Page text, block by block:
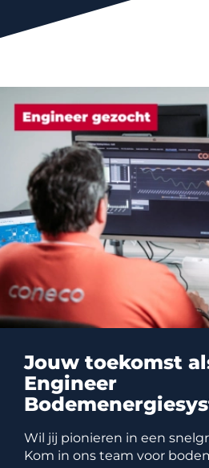
Jouw toekomst
Engineer
Wil jij pionieren in een
Kom in ons team voor